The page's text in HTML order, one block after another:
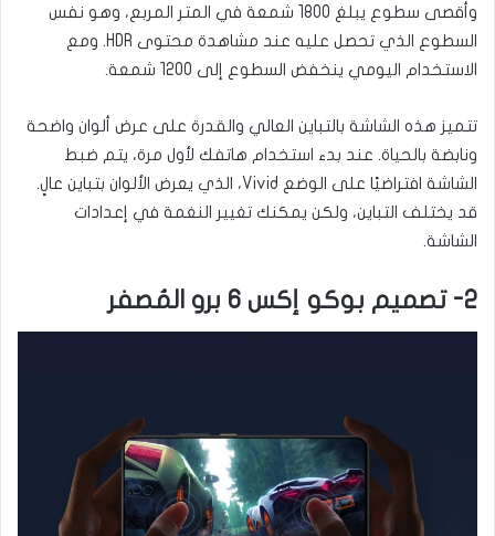
وأقصى سطوع يبلغ 1800 شمعة في المتر المربع، وهو نفس
السطوع الذي تحصل عليه عند مشاهدة محتوى HDR. ومع
الاستخدام اليومي ينخفض السطوع إلى 1200 شمعة.
تتميز هذه الشاشة بالتباين العالي والقدرة على عرض ألوان واضحة
ونابضة بالحياة. عند بدء استخدام هاتفك لأول مرة، يتم ضبط
الشاشة افتراضيًا على الوضع Vivid، الذي يعرض الألوان بتباين عالٍ.
قد يختلف التباين، ولكن يمكنك تغيير النغمة في إعدادات
الشاشة.
2- تصميم بوكو إكس 6 برو المُصفر